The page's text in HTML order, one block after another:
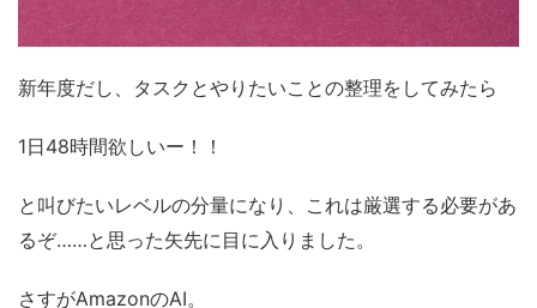
新年度だし、タスクとやりたいことの整理をしてみたら
1日48時間欲しいー！！
と叫びたいレベルの分量になり、これは厳選する必要があ
るぞ……と思った矢先に目に入りました。
さすがAmazonのAI。